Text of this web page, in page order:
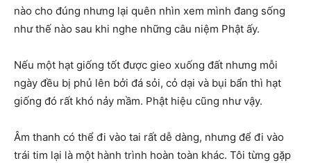
nào cho đúng nhưng lại quên nhìn xem mình đang sống
như thế nào sau khi nghe những câu niệm Phật ấy.
Nếu một hạt giống tốt được gieo xuống đất nhưng mỗi
ngày đều bị phủ lên bởi đá sỏi, cỏ dại và bụi bẩn thì hạt
giống đó rất khó nảy mầm. Phật hiệu cũng như vậy.
Âm thanh có thể đi vào tai rất dễ dàng, nhưng để đi vào
trái tim lại là một hành trình hoàn toàn khác. Tôi từng gặp